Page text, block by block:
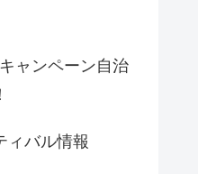
ャンペーン自治
ィバル情報